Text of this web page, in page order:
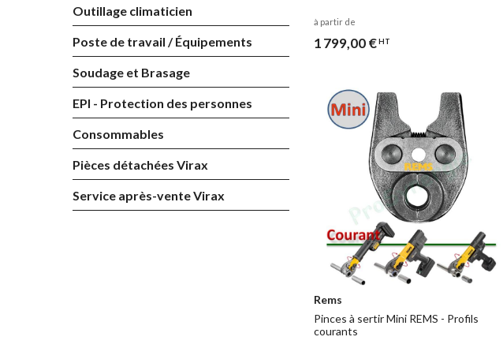
Outillage climaticien
Poste de travail / Équipements
Soudage et Brasage
EPI - Protection des personnes
Consommables
Pièces détachées Virax
Service après-vente Virax
à partir de
1 799,00 € HT
Rems
Pinces à sertir Mini REMS - Profils
courants